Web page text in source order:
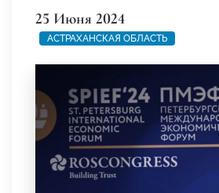
25 Июня 2024
АСТРАХАНСКАЯ ОБЛАСТЬ